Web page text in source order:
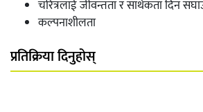
चरित्रलाई जीवन्तता र सार्थकता दिन
कल्पनाशीलता
प्रतिक्रिया दिनुहोस्